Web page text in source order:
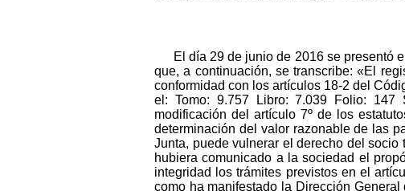
El día 29 de junio de 2016 se presentó
que, a continuación, se transcribe: «El
conformidad con los artículos 18-2 del
el: Tomo: 9.757 Libro: 7.039 Folio: 147
modificación del artículo 7º de los
determinación del valor razonable de las
Junta, puede vulnerar el derecho del
hubiera comunicado a la sociedad el
integridad los trámites previstos en el
como ha manifestado la Dirección